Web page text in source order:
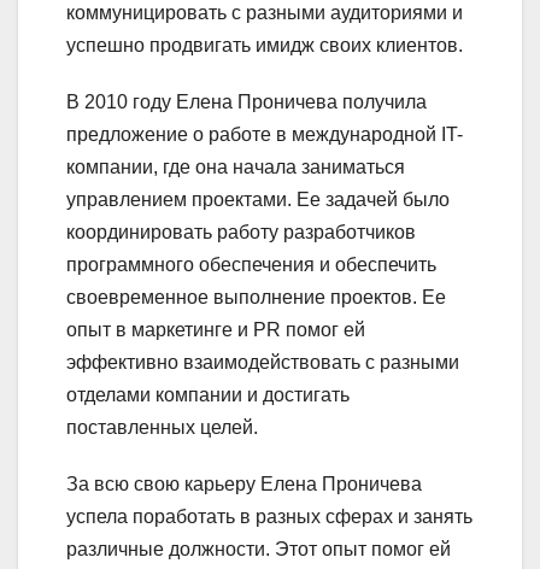
коммуницировать с разными аудиториями и
успешно продвигать имидж своих клиентов.
В 2010 году Елена Проничева получила
предложение о работе в международной IT-
компании, где она начала заниматься
управлением проектами. Ее задачей было
координировать работу разработчиков
программного обеспечения и обеспечить
своевременное выполнение проектов. Ее
опыт в маркетинге и PR помог ей
эффективно взаимодействовать с разными
отделами компании и достигать
поставленных целей.
За всю свою карьеру Елена Проничева
успела поработать в разных сферах и занять
различные должности. Этот опыт помог ей